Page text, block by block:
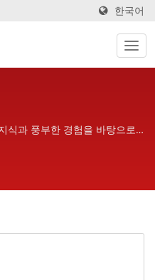
한국어
식과 풍부한 경험을 바탕으로
공하는 가열 혼합기입니다.